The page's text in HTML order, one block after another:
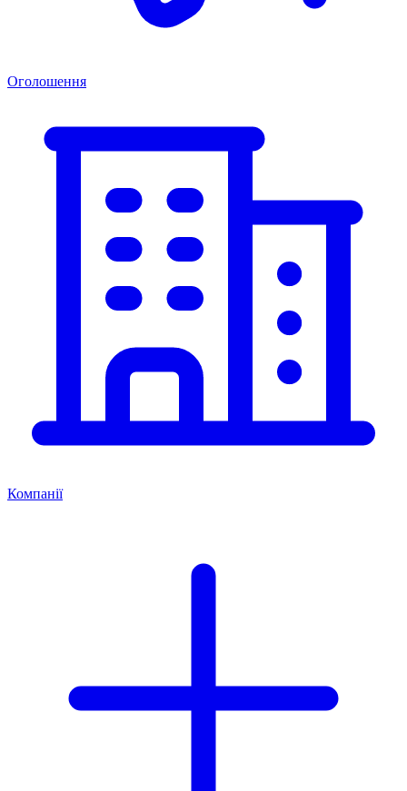
Оголошення
Компанії